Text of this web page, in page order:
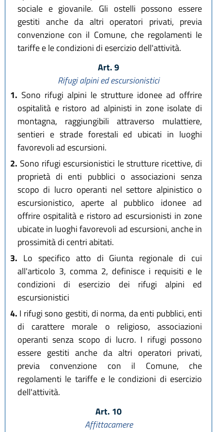
sociale e giovanile. Gli ostelli possono essere
gestiti anche da altri operatori privati, previa
convenzione con il Comune, che regolamenti le
tariffe e le condizioni di esercizio dell'attività.
Art. 9
Rifugi alpini ed escursionistici
1. Sono rifugi alpini le strutture idonee ad offrire
ospitalità e ristoro ad alpinisti in zone isolate di
montagna, raggiungibili attraverso mulattiere,
sentieri e strade forestali ed ubicati in luoghi
favorevoli ad escursioni.
2. Sono rifugi escursionistici le strutture ricettive, di
proprietà di enti pubblici o associazioni senza
scopo di lucro operanti nel settore alpinistico o
escursionistico, aperte al pubblico idonee ad
offrire ospitalità e ristoro ad escursionisti in zone
ubicate in luoghi favorevoli ad escursioni, anche in
prossimità di centri abitati.
3. Lo specifico atto di Giunta regionale di cui
all'articolo 3, comma 2, definisce i requisiti e le
condizioni di esercizio dei rifugi alpini ed
escursionistici
4. I rifugi sono gestiti, di norma, da enti pubblici, enti
di carattere morale o religioso, associazioni
operanti senza scopo di lucro. I rifugi possono
essere gestiti anche da altri operatori privati,
previa convenzione con il Comune, che
regolamenti le tariffe e le condizioni di esercizio
dell'attività.
Art. 10
Affittacamere